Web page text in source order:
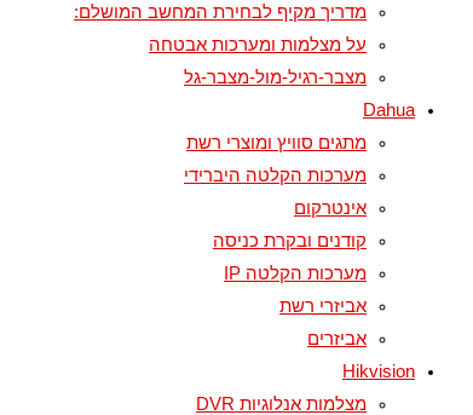
מדריך מקיף לבחירת המחשב המושלם:
על מצלמות ומערכות אבטחה
מצבר-רגיל-מול-מצבר-גל
Dahua
מתגים סוויץ ומוצרי רשת
מערכות הקלטה היברידי
אינטרקום
קודנים ובקרת כניסה
מערכות הקלטה IP
אביזרי רשת
אביזרים
Hikvision
מצלמות אנלוגיות DVR